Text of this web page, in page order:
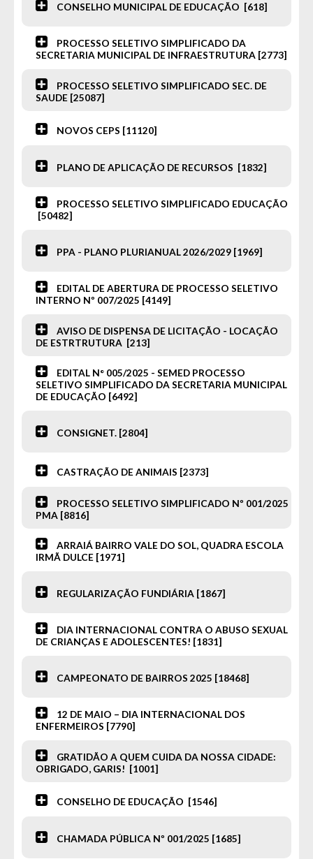
CONSELHO MUNICIPAL DE EDUCAÇÃO [618]
PROCESSO SELETIVO SIMPLIFICADO DA
SECRETARIA MUNICIPAL DE INFRAESTRUTURA [2773]
PROCESSO SELETIVO SIMPLIFICADO SEC. DE
SAUDE [25087]
NOVOS CEPS [11120]
PLANO DE APLICAÇÃO DE RECURSOS [1832]
PROCESSO SELETIVO SIMPLIFICADO EDUCAÇÃO
[50482]
PPA - PLANO PLURIANUAL 2026/2029 [1969]
EDITAL DE ABERTURA DE PROCESSO SELETIVO
INTERNO Nº 007/2025 [4149]
AVISO DE DISPENSA DE LICITAÇÃO - LOCAÇÃO
DE ESTRTRUTURA [213]
EDITAL N° 005/2025 - SEMED PROCESSO
SELETIVO SIMPLIFICADO DA SECRETARIA MUNICIPAL
DE EDUCAÇÃO [6492]
CONSIGNET. [2804]
CASTRAÇÃO DE ANIMAIS [2373]
PROCESSO SELETIVO SIMPLIFICADO Nº 001/2025
PMA [8816]
ARRAIÁ BAIRRO VALE DO SOL, QUADRA ESCOLA
IRMÃ DULCE [1971]
REGULARIZAÇÃO FUNDIÁRIA [1867]
DIA INTERNACIONAL CONTRA O ABUSO SEXUAL
DE CRIANÇAS E ADOLESCENTES! [1831]
CAMPEONATO DE BAIRROS 2025 [18468]
12 DE MAIO – DIA INTERNACIONAL DOS
ENFERMEIROS [7790]
GRATIDÃO A QUEM CUIDA DA NOSSA CIDADE:
OBRIGADO, GARIS! [1001]
CONSELHO DE EDUCAÇÃO [1546]
CHAMADA PÚBLICA Nº 001/2025 [1685]
Acessibilidade
Tamanho da fonte:
Fonte normal: Clique na letra A
Aumentar a fonte: Clique na letra A+
Diminuir a fonte: Clique na letra A-
Para alterar a cor do layout escuro/claro e vice versa
clique no ícone meia lua.
Usuário
Senha
Digite apenas o "usuário" sem @dominio!
Usuário
Senha
Contatos e Endereço
Ouvidora:WAGNA MARIA VIEIRA DE OLINDA
E-mail:ouvidoria@novorepartimento.pa.gov.br
Telefone:(94) (94) 99139-5479
Morumbi
Horário de Atendimento Presencial: 08h às 14h